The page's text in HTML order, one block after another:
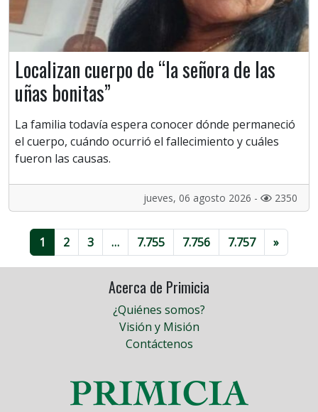
Localizan cuerpo de “la señora de las
uñas bonitas”
La familia todavía espera conocer dónde permaneció
el cuerpo, cuándo ocurrió el fallecimiento y cuáles
fueron las causas.
jueves, 06 agosto 2026 - 2350
1 2 3 … 7.755 7.756 7.757 »
Acerca de Primicia
¿Quiénes somos?
Visión y Misión
Contáctenos